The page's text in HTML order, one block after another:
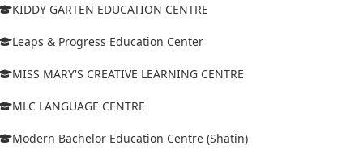
KIDDY GARTEN EDUCATION CENTRE
Leaps & Progress Education Center
MISS MARY'S CREATIVE LEARNING CENTRE
MLC LANGUAGE CENTRE
Modern Bachelor Education Centre (Shatin)